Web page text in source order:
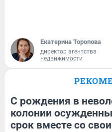
Екатерина Торопова
директор агентства
недвижимости
С рождения в
колонии
срок вместе со